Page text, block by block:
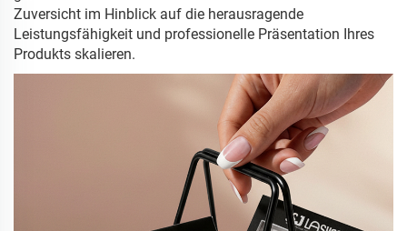
Zuversicht im Hinblick auf die herausragende
Leistungsfähigkeit und professionelle Präsentation Ihres
Produkts skalieren.